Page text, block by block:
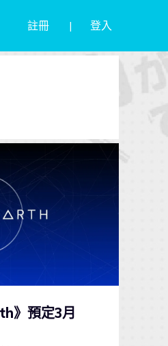
註冊 登入
》預定3月